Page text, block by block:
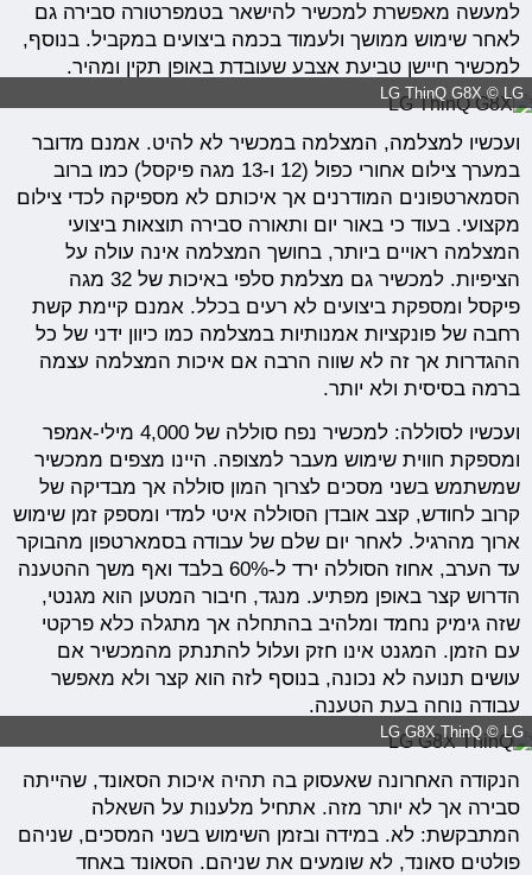
למעשה מאפשרת למכשיר להישאר בטמפרטורה סבירה גם
לאחר שימוש ממושך ולעמוד בכמה ביצועים במקביל. בנוסף,
למכשיר חיישן טביעת אצבע שעובדת באופן תקין ומהיר.
LG ThinQ G8X © LG
ועכשיו למצלמה, המצלמה במכשיר לא להיט. אמנם מדובר
במערך צילום אחורי כפול (12 ו-13 מגה פיקסל) כמו ברוב
הסמארטפונים המודרנים אך איכותם לא מספיקה לכדי צילום
מקצועי. בעוד כי באור יום ותאורה סבירה תוצאות ביצועי
המצלמה ראויים ביותר, בחושך המצלמה אינה עולה על
הציפיות. למכשיר גם מצלמת סלפי באיכות של 32 מגה
פיקסל ומספקת ביצועים לא רעים בכלל. אמנם קיימת קשת
רחבה של פונקציות אמנותיות במצלמה כמו כיוון ידני של כל
ההגדרות אך זה לא שווה הרבה אם איכות המצלמה עצמה
ברמה בסיסית ולא יותר.
ועכשיו לסוללה: למכשיר נפח סוללה של 4,000 מילי-אמפר
ומספקת חווית שימוש מעבר למצופה. היינו מצפים ממכשיר
שמשתמש בשני מסכים לצרוך המון סוללה אך מבדיקה של
קרוב לחודש, קצב אובדן הסוללה איטי למדי ומספק זמן שימוש
ארוך מהרגיל. לאחר יום שלם של עבודה בסמארטפון מהבוקר
עד הערב, אחוז הסוללה ירד ל-60% בלבד ואף משך ההטענה
הדרוש קצר באופן מפתיע. מנגד, חיבור המטען הוא מגנטי,
שזה גימיק נחמד ומלהיב בהתחלה אך מתגלה כלא פרקטי
עם הזמן. המגנט אינו חזק ועלול להתנתק מהמכשיר אם
עושים תנועה לא נכונה, בנוסף לזה הוא קצר ולא מאפשר
עבודה נוחה בעת הטענה.
LG G8X ThinQ © LG
הנקודה האחרונה שאעסוק בה תהיה איכות הסאונד, שהייתה
סבירה אך לא יותר מזה. אתחיל מלענות על השאלה
המתבקשת: לא. במידה ובזמן השימוש בשני המסכים, שניהם
פולטים סאונד, לא שומעים את שניהם. הסאונד באחד